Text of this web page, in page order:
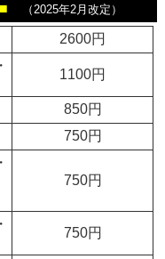
（2025年2月改定）
2600円
1100円
850円
750円
750円
750円